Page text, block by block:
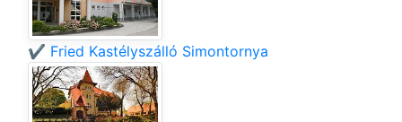
✔️ Fried Kastélyszálló Simontornya